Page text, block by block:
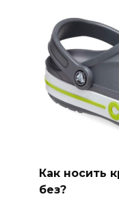
Как носить
без?